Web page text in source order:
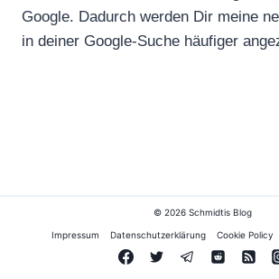
Google. Dadurch werden Dir meine
in deiner Google-Suche häufiger
© 2026 Schmidtis Blog
Impressum Datenschutzerklärung Cookie Policy